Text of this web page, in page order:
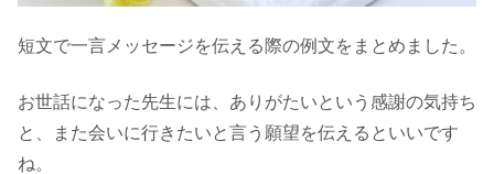
短文で一言メッセージを伝える際の例文をまとめました。
お世話になった先生には、ありがたいという感謝の気持ち
と、また会いに行きたいと言う願望を伝えるといいです
ね。